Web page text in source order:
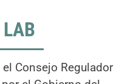
Consejo Regulador